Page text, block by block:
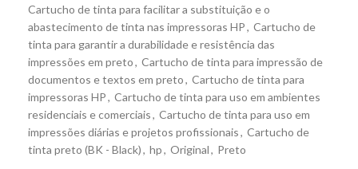
Cartucho de tinta para facilitar a substituição e o
abastecimento de tinta nas impressoras HP, Cartucho de
tinta para garantir a durabilidade e resistência das
impressões em preto, Cartucho de tinta para impressão de
documentos e textos em preto, Cartucho de tinta para
impressoras HP, Cartucho de tinta para uso em ambientes
residenciais e comerciais, Cartucho de tinta para uso em
impressões diárias e projetos profissionais, Cartucho de
tinta preto (BK - Black), hp, Original, Preto